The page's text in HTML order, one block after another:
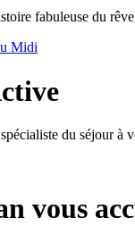
fabuleuse du
du séjour à
vous